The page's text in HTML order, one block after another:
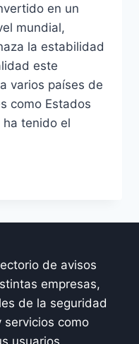
en un
mundial,
la estabilidad
este
varios países de
como Estados
tenido el
de avisos
empresas,
de la seguridad
servicios como
usuarios.